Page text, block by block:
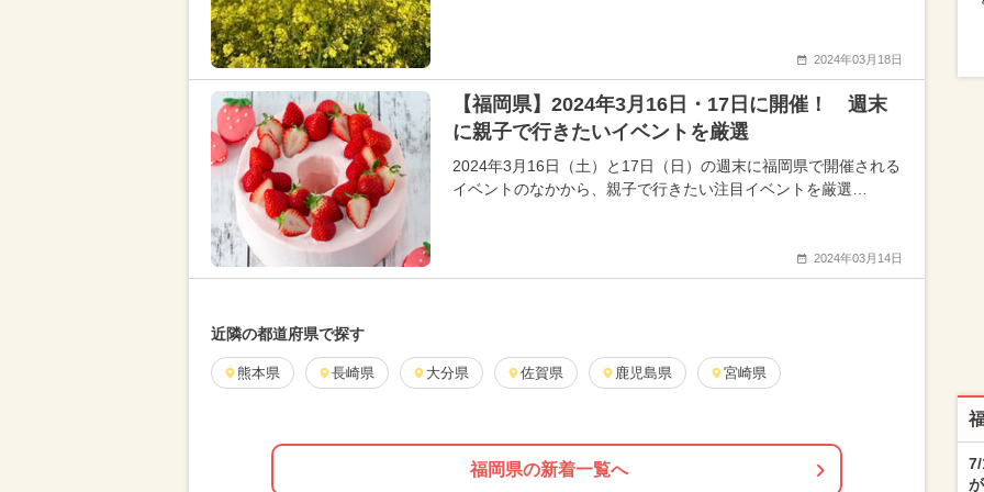
2024年03月18日
【福岡県】2024年3月16日・17日に開催！ 週末
に親子で行きたいイベントを厳選
2024年3月16日（土）と17日（日）の週末に福岡県で開催される
イベントのなかから、親子で行きたい注目イベントを厳選…
2024年03月14日
近隣の都道府県で探す
熊本県 長崎県 大分県 佐賀県 鹿児島県 宮崎県
福岡県の新着一覧へ